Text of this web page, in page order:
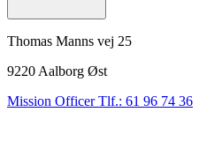
Thomas Manns vej 25
9220 Aalborg Øst
Mission Officer Tlf.: 61 96 74 36